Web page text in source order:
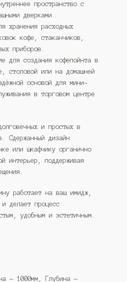
пространство с
дверками
хранения расходных
кофе, стаканчиков,
приборов.
для создания кофепойнта в
столовой или на домашней
основой для мини-
в торговом центре
и простых в
Сдержанный дизайн
или шкафчику органично
интерьер, поддерживая
работает на ваш имидж,
и делает процесс
удобным и эстетичным.
— 1000мм, Глубина —